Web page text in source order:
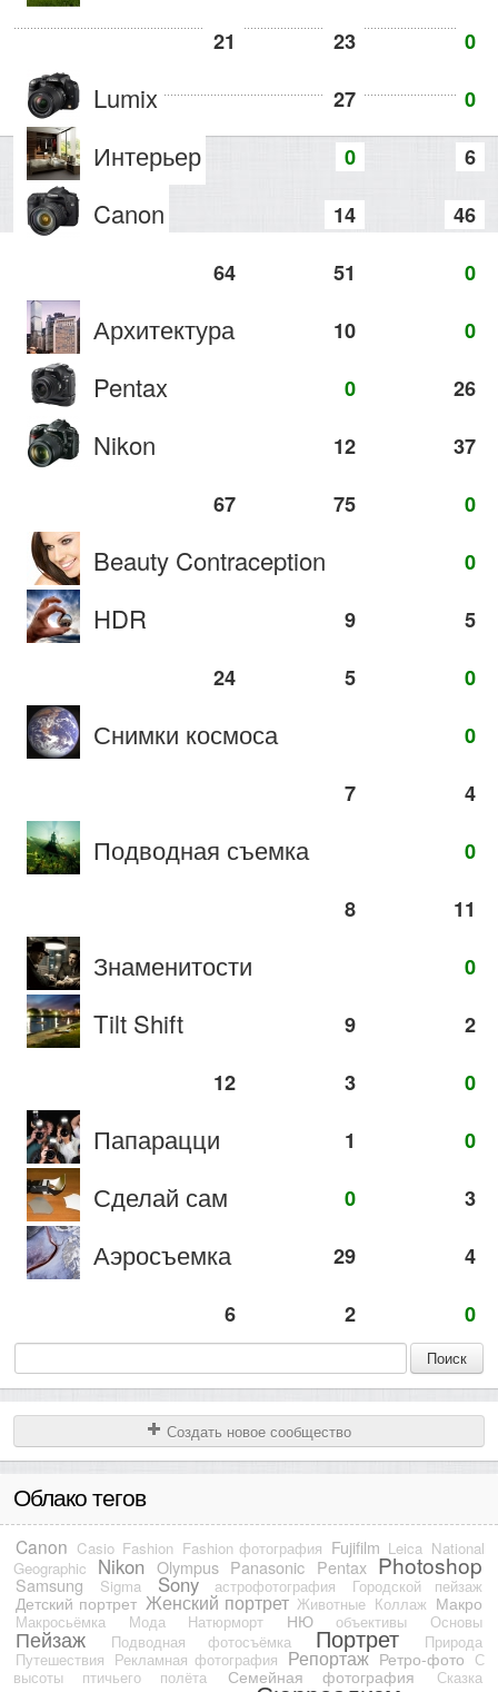
0
23
21
Lumix 0
27
6
Интерьер
0
46
14
Canon
0
51
64
Архитектура 0
10
26
Pentax
0
37
12
Nikon
0
75
67
Beauty Contraception
0
5
9
HDR
0
5
24
Снимки космоса
0
4
7
Подводная съемка
0
11
8
Знаменитости
0
2
9
Tilt Shift
0
3
12
Папарацци 0
1
3
Сделай сам
0
4
29
Аэросъемка
0
2
6
Поиск
Создать новое сообщество
Облако тегов
Canon Casio Fashion Fashion фотография Fujifilm Leica National
Geographic
Nikon Olympus Panasonic Pentax Photoshop
Samsung Sigma Sony астрофотография Городской пейзаж
Детский портрет Женский портрет Животные Коллаж Макро
Макросьёмка Мода Натюрморт НЮ объективы Основы
Пейзаж Подводная фотосъёмка Портрет
Природа
Путешествия Рекламная фотография Репортаж Ретро-фото С
высоты птичьего полёта
Семейная фотография Сказка